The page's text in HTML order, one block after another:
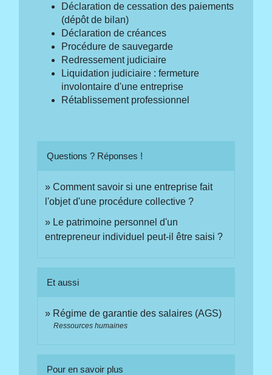
Déclaration de cessation des paiements
(dépôt de bilan)
Déclaration de créances
Procédure de sauvegarde
Redressement judiciaire
Liquidation judiciaire : fermeture
involontaire d'une entreprise
Rétablissement professionnel
Questions ? Réponses !
Comment savoir si une entreprise fait
l'objet d'une procédure collective ?
Le patrimoine personnel d'un
entrepreneur individuel peut-il être saisi ?
Et aussi
Régime de garantie des salaires (AGS)
Ressources humaines
Pour en savoir plus